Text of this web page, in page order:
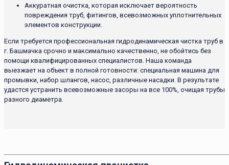
Аккуратная очистка, которая исключает вероятность
повреждения труб, фитингов, всевозможных уплотнительных
элементов конструкции.
Если требуется профессиональная гидродинамическая чистка труб в
г. Башмачка срочно и максимально качественно, не обойтись без
помощи квалифицированных специалистов. Наша команда
выезжает на объект в полной готовности: специальная машина для
промывки, набор шлангов, насос, различные насадки. В результате
удастся устранить всевозможные засоры на все 100%, очищая трубы
разного диаметра.